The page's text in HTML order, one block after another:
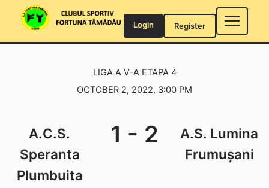
Login Register
LIGA A V-A ETAPA 4
OCTOBER 2, 2022, 3:00 PM
A.C.S.
Speranta
Plumbuita
1 - 2
A.S. Lumina
Frumușani